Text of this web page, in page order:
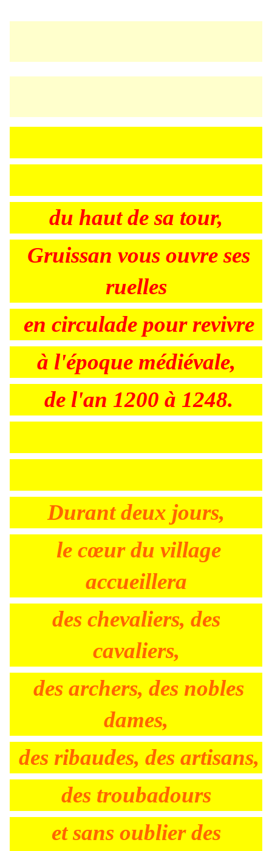
du haut de sa tour,
Gruissan vous ouvre ses
ruelles
en circulade pour revivre
à l'époque médiévale,
de l'an 1200 à 1248.
Durant deux jours,
le cœur du village
accueillera
des chevaliers, des
cavaliers,
des archers, des nobles
dames,
des ribaudes, des artisans,
des troubadours
et sans oublier des